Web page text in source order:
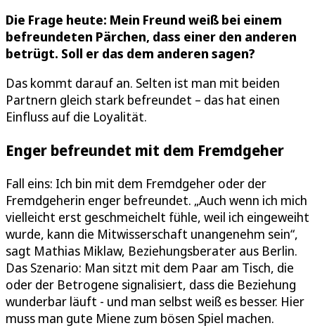
Die Frage heute: Mein Freund weiß bei einem
befreundeten Pärchen, dass einer den anderen
betrügt. Soll er das dem anderen sagen?
Das kommt darauf an. Selten ist man mit beiden
Partnern gleich stark befreundet – das hat einen
Einfluss auf die Loyalität.
Enger befreundet mit dem Fremdgeher
Fall eins: Ich bin mit dem Fremdgeher oder der
Fremdgeherin enger befreundet. „Auch wenn ich mich
vielleicht erst geschmeichelt fühle, weil ich eingeweiht
wurde, kann die Mitwisserschaft unangenehm sein“,
sagt Mathias Miklaw, Beziehungsberater aus Berlin.
Das Szenario: Man sitzt mit dem Paar am Tisch, die
oder der Betrogene signalisiert, dass die Beziehung
wunderbar läuft - und man selbst weiß es besser. Hier
muss man gute Miene zum bösen Spiel machen.